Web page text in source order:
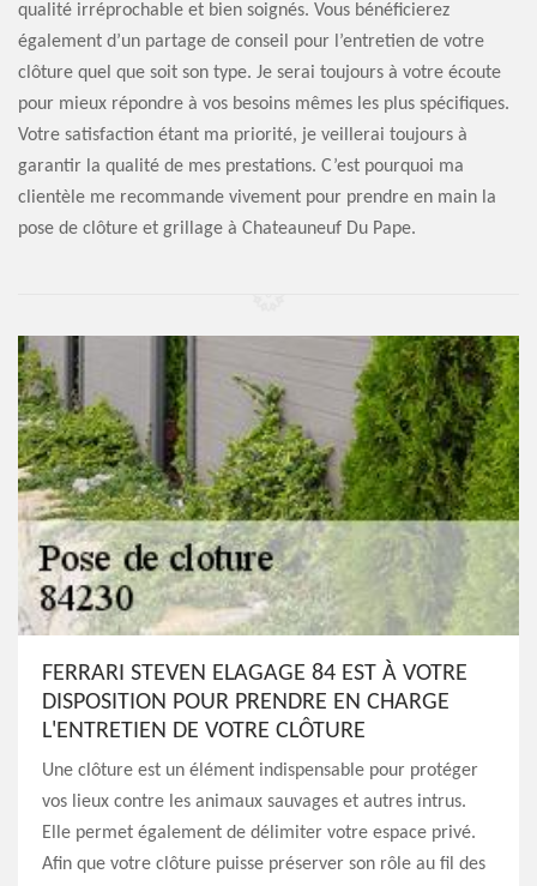
qualité irréprochable et bien soignés. Vous bénéficierez
également d’un partage de conseil pour l’entretien de votre
clôture quel que soit son type. Je serai toujours à votre écoute
pour mieux répondre à vos besoins mêmes les plus spécifiques.
Votre satisfaction étant ma priorité, je veillerai toujours à
garantir la qualité de mes prestations. C’est pourquoi ma
clientèle me recommande vivement pour prendre en main la
pose de clôture et grillage à Chateauneuf Du Pape.
FERRARI STEVEN ELAGAGE 84 EST À VOTRE
DISPOSITION POUR PRENDRE EN CHARGE
L'ENTRETIEN DE VOTRE CLÔTURE
Une clôture est un élément indispensable pour protéger
vos lieux contre les animaux sauvages et autres intrus.
Elle permet également de délimiter votre espace privé.
Afin que votre clôture puisse préserver son rôle au fil des